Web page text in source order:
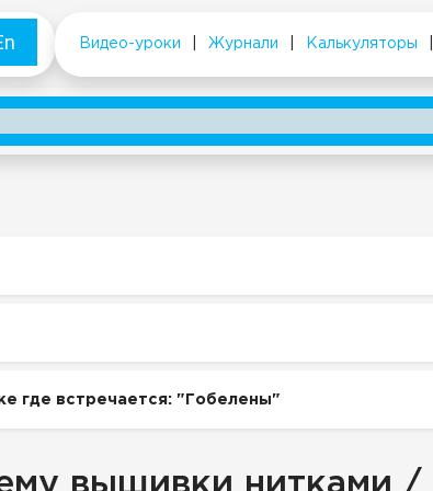
Видео-уроки Журнали Калькуляторы
где встречается: "Гобелены"
вышивки нитками /